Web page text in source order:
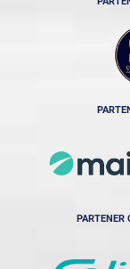
PARTENER